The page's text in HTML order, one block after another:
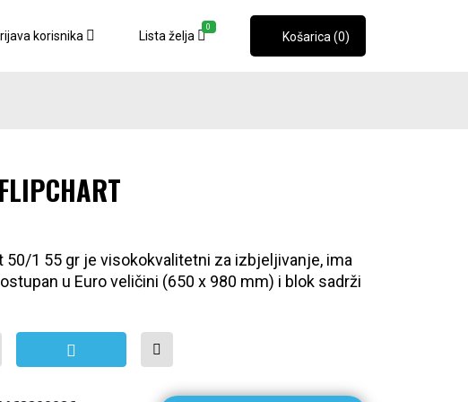
korisnika Lista želja
0
Košarica (0)
50/1 55 gr je visokokvalitetni za izbjeljivanje, ima
u Euro veličini (650 x 980 mm) i blok sadrži
količina